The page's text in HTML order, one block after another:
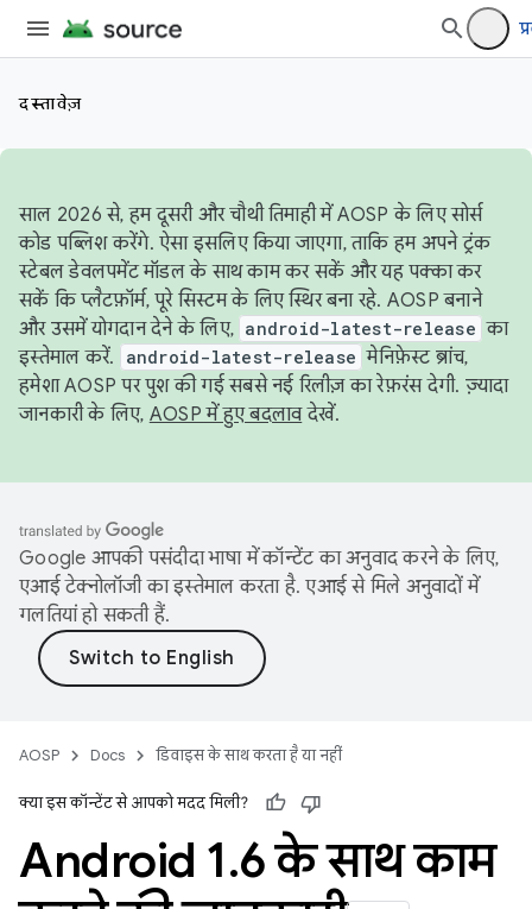
दस्तावेज़
साल 2026 से, हम दूसरी और चौथी तिमाही में AOSP के लिए सोर्स
कोड पब्लिश करेंगे. ऐसा इसलिए किया जाएगा, ताकि हम अपने ट्रंक
स्टेबल डेवलपमेंट मॉडल के साथ काम कर सकें और यह पक्का कर
सकें कि प्लैटफ़ॉर्म, पूरे सिस्टम के लिए स्थिर बना रहे. AOSP बनाने
और उसमें योगदान देने के लिए, android-latest-release का
इस्तेमाल करें.
android-latest-release मेनिफ़ेस्ट ब्रांच,
हमेशा AOSP पर पुश की गई सबसे नई रिलीज़ का रेफ़रंस देगी. ज़्यादा
जानकारी के लिए, AOSP में हुए बदलावदेखें.
Google आपकी पसंदीदा भाषा में कॉन्टेंट का अनुवाद करने के लिए,
एआई टेक्नोलॉजी का इस्तेमाल करता है. एआई से मिले अनुवादों में
गलतियां हो सकती हैं.
AOSP Docs डिवाइस के साथ करता है या नहीं
क्या इस कॉन्टेंट से आपको मदद मिली?
Android 1.6 के साथ काम